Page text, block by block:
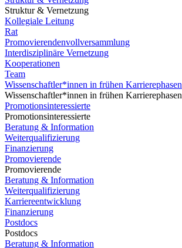
Struktur & Vernetzung
Kollegiale Leitung
Rat
Promovierendenvollversammlung
Interdisziplinäre Vernetzung
Kooperationen
Team
Wissenschaftler*innen in frühen Karrierephasen
Wissenschaftler*innen in frühen Karrierephasen
Promotionsinteressierte
Promotionsinteressierte
Beratung & Information
Weiterqualifizierung
Finanzierung
Promovierende
Promovierende
Beratung & Information
Weiterqualifizierung
Karriereentwicklung
Finanzierung
Postdocs
Postdocs
Beratung & Information